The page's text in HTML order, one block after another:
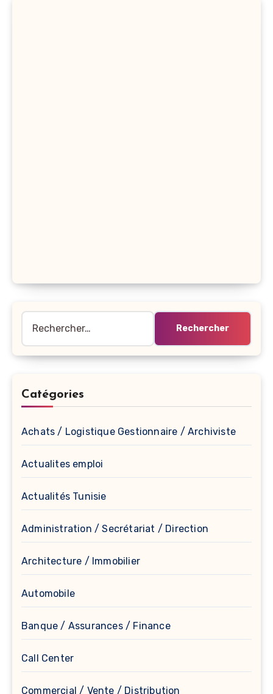
Catégories
Achats / Logistique Gestionnaire / Archiviste
Actualites emploi
Actualités Tunisie
Administration / Secrétariat / Direction
Architecture / Immobilier
Automobile
Banque / Assurances / Finance
Call Center
Commercial / Vente / Distribution